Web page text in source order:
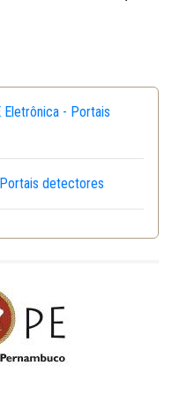
- Portais
detectores